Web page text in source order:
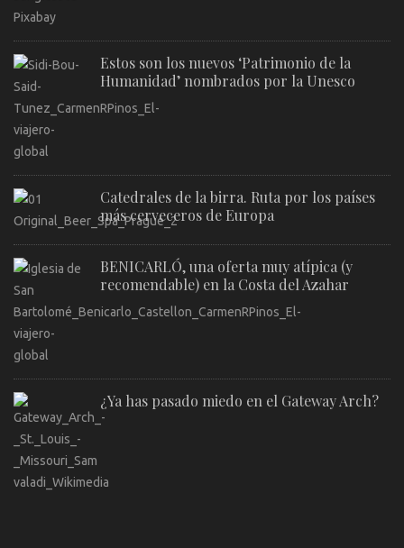
Estos son los nuevos ‘Patrimonio de la
Humanidad’ nombrados por la Unesco
Catedrales de la birra. Ruta por los países
más cerveceros de Europa
BENICARLÓ, una oferta muy atípica (y
recomendable) en la Costa del Azahar
¿Ya has pasado miedo en el Gateway Arch?